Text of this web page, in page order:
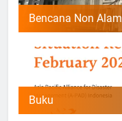
Bencana Non Alam
Buku